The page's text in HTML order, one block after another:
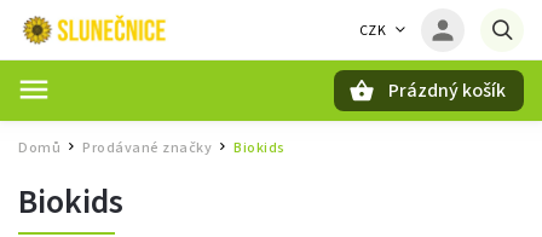
CZK
Prázdný košík
Domů / Prodávané značky / Biokids
Biokids